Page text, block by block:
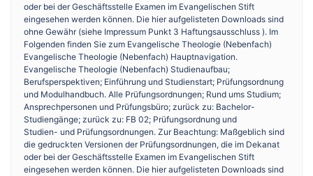
oder bei der Geschäftsstelle Examen im Evangelischen Stift
eingesehen werden können. Die hier aufgelisteten Downloads sind
ohne Gewähr (siehe Impressum Punkt 3 Haftungsausschluss ). Im
Folgenden finden Sie zum Evangelische Theologie (Nebenfach)
Evangelische Theologie (Nebenfach) Hauptnavigation.
Evangelische Theologie (Nebenfach) Studienaufbau;
Berufsperspektiven; Einführung und Studienstart; Prüfungsordnung
und Modulhandbuch. Al­le Prü­fungs­ord­nun­gen; Rund ums Studium;
Ansprechpersonen und Prüfungsbüro; zurück zu: Bachelor-
Studiengänge; zurück zu: FB 02; Prüfungsordnung und
Studien- und Prüfungsordnungen. Zur Beachtung: Maßgeblich sind
die gedruckten Versionen der Prüfungsordnungen, die im Dekanat
oder bei der Geschäftsstelle Examen im Evangelischen Stift
eingesehen werden können. Die hier aufgelisteten Downloads sind